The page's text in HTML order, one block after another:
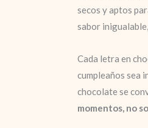
secos y aptos
sabor
Cada letra en
cumpleaños sea
chocolate se
momentos, no